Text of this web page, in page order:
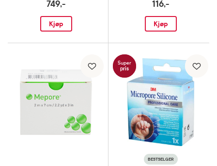
749,-
Kjøp
116,-
Kjøp
Super
pris
BESTSELGER